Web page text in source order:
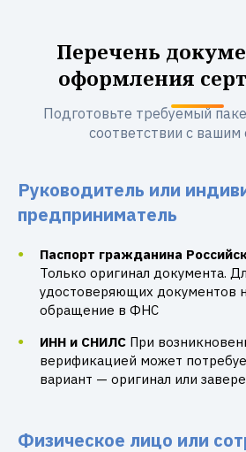
Перечень
оформления
Подготовьте требуемый
соответствии с вашим
Руководитель или
предприниматель
Паспорт гражданина
Только оригинал документа.
удостоверяющих документов
обращение в ФНС
ИНН и СНИЛС При
верификацией может
вариант — оригинал или
Физическое лицо или